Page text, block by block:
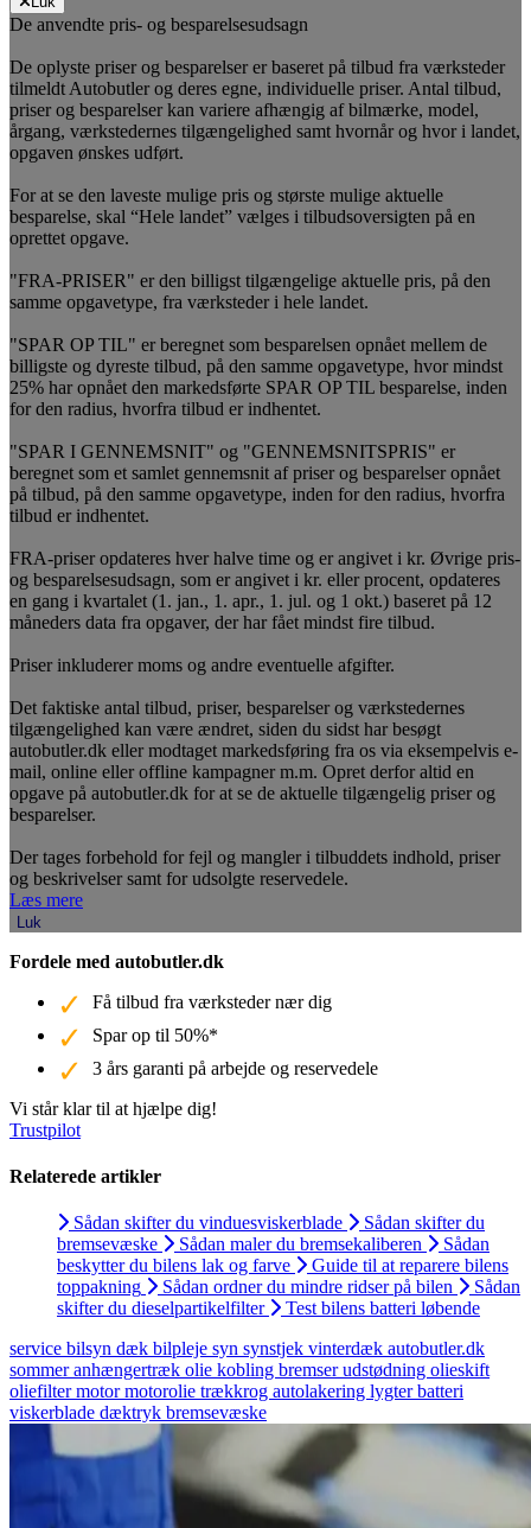
De anvendte pris- og besparelsesudsagn
De oplyste priser og besparelser er baseret på tilbud fra værksteder
tilmeldt Autobutler og deres egne, individuelle priser. Antal tilbud,
priser og besparelser kan variere afhængig af bilmærke, model,
årgang, værkstedernes tilgængelighed samt hvornår og hvor i landet,
opgaven ønskes udført.
For at se den laveste mulige pris og største mulige aktuelle
besparelse, skal “Hele landet” vælges i tilbudsoversigten på en
oprettet opgave.
"FRA-PRISER" er den billigst tilgængelige aktuelle pris, på den
samme opgavetype, fra værksteder i hele landet.
"SPAR OP TIL" er beregnet som besparelsen opnået mellem de
billigste og dyreste tilbud, på den samme opgavetype, hvor mindst
25% har opnået den markedsførte SPAR OP TIL besparelse, inden
for den radius, hvorfra tilbud er indhentet.
"SPAR I GENNEMSNIT" og "GENNEMSNITSPRIS" er
beregnet som et samlet gennemsnit af priser og besparelser opnået
på tilbud, på den samme opgavetype, inden for den radius, hvorfra
tilbud er indhentet.
FRA-priser opdateres hver halve time og er angivet i kr. Øvrige pris-
og besparelsesudsagn, som er angivet i kr. eller procent, opdateres
en gang i kvartalet (1. jan., 1. apr., 1. jul. og 1 okt.) baseret på 12
måneders data fra opgaver, der har fået mindst fire tilbud.
Priser inkluderer moms og andre eventuelle afgifter.
Det faktiske antal tilbud, priser, besparelser og værkstedernes
tilgængelighed kan være ændret, siden du sidst har besøgt
autobutler.dk eller modtaget markedsføring fra os via eksempelvis e-
mail, online eller offline kampagner m.m. Opret derfor altid en
opgave på autobutler.dk for at se de aktuelle tilgængelig priser og
besparelser.
Der tages forbehold for fejl og mangler i tilbuddets indhold, priser
og beskrivelser samt for udsolgte reservedele.
Læs mere
Luk
Fordele med autobutler.dk
Få tilbud fra værksteder nær dig
Spar op til 50%*
3 års garanti på arbejde og reservedele
Vi står klar til at hjælpe dig!
Trustpilot
Relaterede artikler
Sådan skifter du vinduesviskerblade
Sådan skifter du
bremsevæske
Sådan maler du bremsekaliberen
Sådan
beskytter du bilens lak og farve
Guide til at reparere bilens
toppakning
Sådan ordner du mindre ridser på bilen
Sådan
skifter du dieselpartikelfilter
Test bilens batteri løbende
service bilsyn dæk bilpleje syn synstjek vinterdæk autobutler.dk
sommeranhængertræk olie kobling bremserudstødning olieskift
oliefiltermotormotorolie trækkrog autolakering lygterbatteri
viskerblade dæktryk bremsevæske